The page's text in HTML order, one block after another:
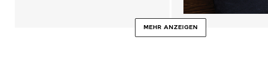
MEHR ANZEIGEN